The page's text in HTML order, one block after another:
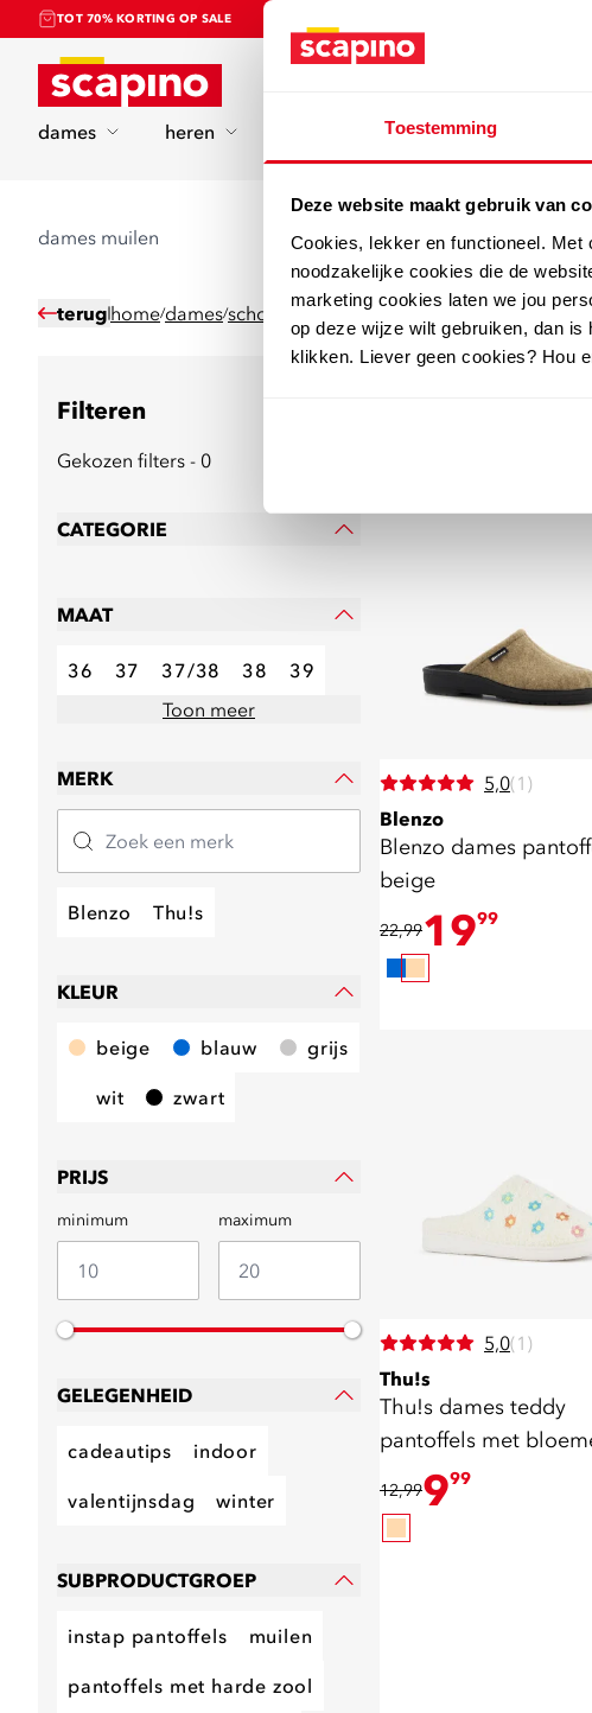
Toestemming
Deze website maakt gebruik van
Cookies, lekker en functioneel.
noodzakelijke cookies die de
marketing cookies laten we jou
op deze wijze wilt gebruiken, dan
klikken. Liever geen cookies? Hou
TOT 70% KORTING OP SALE
Home
dames heren sport
dames muilen
terug home/dames/schoenen pantoffels muilen
Filteren
Gekozen filters - 0
CATEGORIE
MAAT
36 37 37/38 38
39
Toon meer
MERK
Blenzo Thu!s
KLEUR
beige blauw grijs
wit zwart
PRIJS
minimum maximum
GELEGENHEID
cadeautips indoor
valentijnsdag winter
SUBPRODUCTGROEP
instap pantoffels muilen
pantoffels met harde zool
5,0(1)
Blenzo
Blenzo dames
beige
22,991999
5,0(1)
Thu!s
Thu!s dames teddy
pantoffels met
beige
12,99999